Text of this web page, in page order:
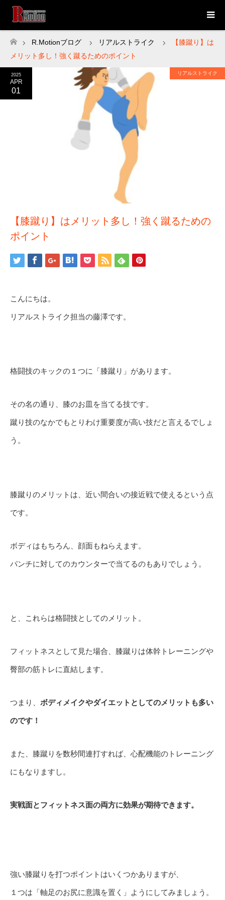
ホーム
R.Motionブログ リアルストライク
【膝蹴り】は
メリット多し！強く蹴るためのポイント
2025
APR
01
リアルストライク
【膝蹴り】はメリット多し！強く蹴るための
ポイント
こんにちは。
リアルストライク担当の藤澤です。
格闘技のキックの１つに「膝蹴り」があります。
その名の通り、膝のお皿を当てる技です。
蹴り技のなかでもとりわけ重要度が高い技だと言えるでしょ
う。
膝蹴りのメリットは、近い間合いの接近戦で使えるという点
です。
ボディはもちろん、顔面もねらえます。
パンチに対してのカウンターで当てるのもありでしょう。
と、これらは格闘技としてのメリット。
フィットネスとして見た場合、膝蹴りは体幹トレーニングや
臀部の筋トレに直結します。
つまり、 ボディメイクやダイエットとしてのメリットも多い
のです！
また、膝蹴りを数秒間連打すれば、心配機能のトレーニング
にもなりますし。
実戦面とフィットネス面の両方に効果が期待できます。
強い膝蹴りを打つポイントはいくつかありますが、
１つは「軸足のお尻に意識を置く」ようにしてみましょう。